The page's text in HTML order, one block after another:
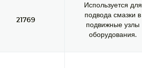
21769
Используется для
подвода смазки в
подвижные узлы
оборудования.